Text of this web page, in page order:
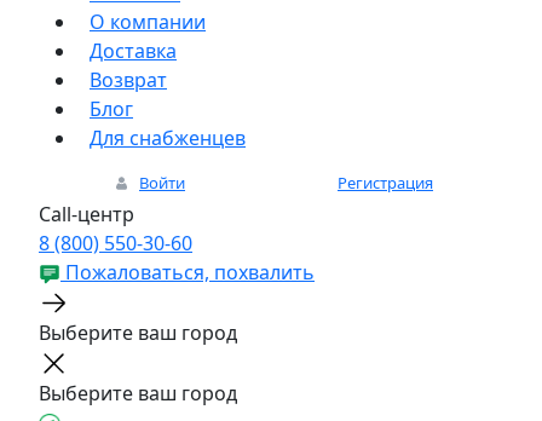
О компании
Доставка
Возврат
Блог
Для снабженцев
Войти Регистрация
Call-центр
8 (800) 550-30-60
Пожаловаться, похвалить
Выберите ваш город
Выберите ваш город